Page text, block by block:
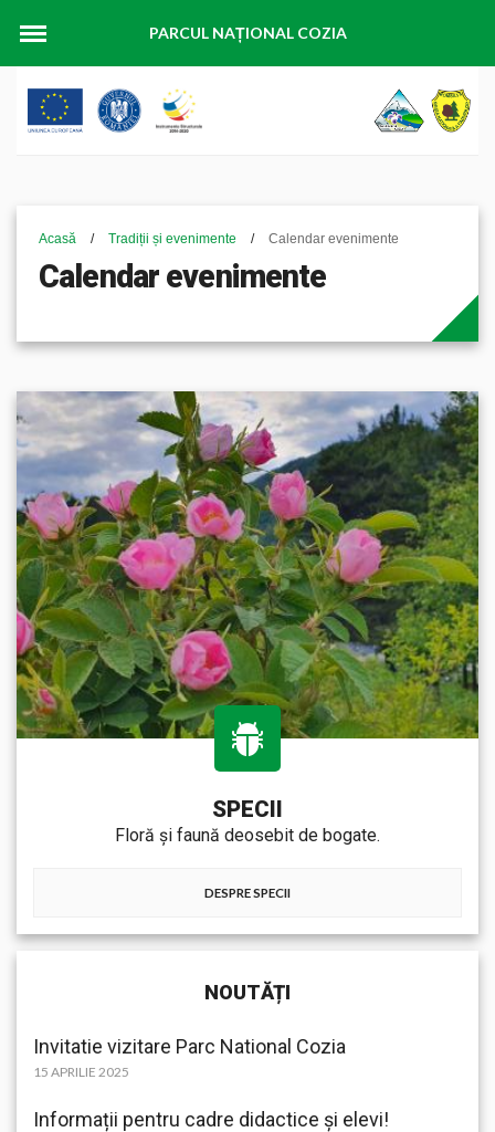
PARCUL NAȚIONAL COZIA
Acasă / Tradiții și evenimente / Calendar evenimente
Calendar evenimente
SPECII
Floră și faună deosebit de bogate.
DESPRE SPECII
NOUTĂȚI
Invitatie vizitare Parc National Cozia
15 APRILIE 2025
Informații pentru cadre didactice și elevi!